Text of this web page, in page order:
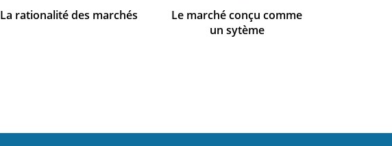
La rationalité des marchés
Le marché conçu comme
un sytème